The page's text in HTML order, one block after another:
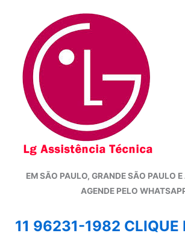
conteúdo
EM SÃO PAULO, GRANDE SÃO PAULO
AGENDE PELO
11 96231-1982 CLIQUE